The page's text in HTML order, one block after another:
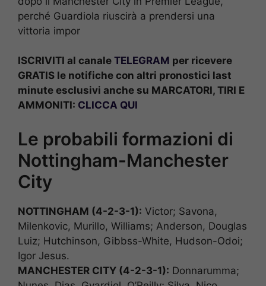
perché Guardiola riuscirà a prendersi una
vittoria impor
ISCRIVITI al canale TELEGRAM per ricevere
GRATIS le notifiche con altri pronostici last
minute esclusivi anche su MARCATORI, TIRI E
AMMONITI: CLICCA QUI
Le probabili formazioni di
Nottingham-Manchester
City
NOTTINGHAM (4-2-3-1): Victor; Savona,
Milenkovic, Murillo, Williams; Anderson, Douglas
Luiz; Hutchinson, Gibbss-White, Hudson-Odoi;
Igor Jesus.
MANCHESTER CITY (4-2-3-1): Donnarumma;